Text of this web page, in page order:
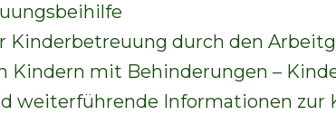
Kinderbetreuung durch den
Kindern mit Behinderungen –
weiterführende Informationen zur